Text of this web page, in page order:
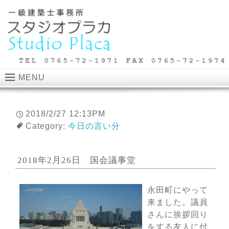
MENU
2018/2/27 12:13PM
Category: 今日の言い分
2018年2月26日 国会議事堂
永田町にやって
来ました。議員
さんに挨拶回り
をする友人に付